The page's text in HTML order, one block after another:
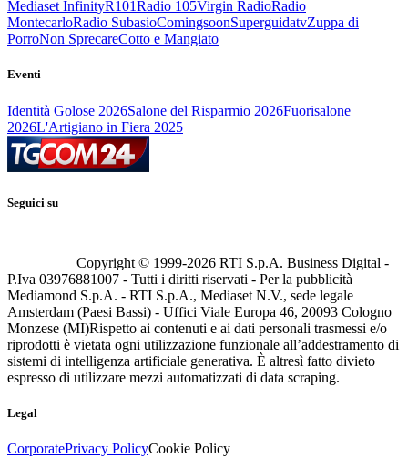
Mediaset InfinityR101Radio 105Virgin RadioRadio
MontecarloRadio SubasioComingsoonSuperguidatvZuppa di
PorroNon SprecareCotto e Mangiato
Eventi
Identità Golose 2026Salone del Risparmio 2026Fuorisalone
2026L'Artigiano in Fiera 2025
Seguici su
Copyright © 1999-2026 RTI S.p.A. Business Digital -
P.Iva 03976881007 - Tutti i diritti riservati - Per la pubblicità
Mediamond S.p.A. - RTI S.p.A., Mediaset N.V., sede legale
Amsterdam (Paesi Bassi) - Uffici Viale Europa 46, 20093 Cologno
Monzese (MI)Rispetto ai contenuti e ai dati personali trasmessi e/o
riprodotti è vietata ogni utilizzazione funzionale all’addestramento di
sistemi di intelligenza artificiale generativa. È altresì fatto divieto
espresso di utilizzare mezzi automatizzati di data scraping.
Legal
CorporatePrivacy PolicyCookie Policy